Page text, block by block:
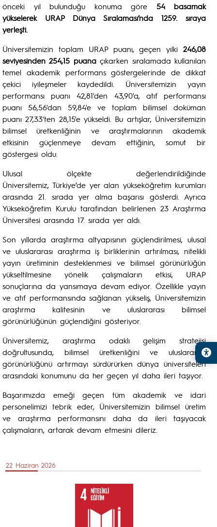
önceki yıl bulunduğu konuma göre 54 basamak
yükselerek URAP Dünya Sıralaması’nda 1259. sıraya
yerleşti.
Üniversitemizin toplam URAP puanı, geçen yılki 246,08
seviyesinden 254,15 puanaçıkarken sıralamada kullanılan
temel akademik performans göstergelerinde de dikkat
çekici iyileşmeler kaydedildi. Üniversitemizin yayın
performansı puanı 42,81'den 43,90'a, atıf performansı
puanı 56,56'dan 59,84'e ve toplam bilimsel doküman
puanı 27,33'ten 28,15'e yükseldi. Bu artışlar, Üniversitemizin
bilimsel üretkenliğinin ve araştırmalarının akademik
etkisinin güçlenmeye devam ettiğinin, somut bir
göstergesi oldu.
Ulusal ölçekte değerlendirildiğinde
Üniversitemiz, Türkiye’de yer alan yükseköğretim kurumları
arasında 21. sırada yer alma başarısı gösterdi. Ayrıca
Yükseköğretim Kurulu tarafından belirlenen 23 Araştırma
Üniversitesi arasında 17. sırada yer aldı.
Son yıllarda araştırma altyapısının güçlendirilmesi, ulusal
ve uluslararası araştırma iş birliklerinin artırılması, nitelikli
yayın üretiminin desteklenmesi ve bilimsel görünürlüğün
yükseltilmesine yönelik çalışmaların etkisi, URAP
sonuçlarına da yansımaya devam ediyor. Özellikle yayın
ve atıf performansında sağlanan yükseliş, Üniversitemizin
araştırma kalitesinin ve uluslararası bilimsel
görünürlüğünün güçlendiğini gösteriyor.
Üniversitemiz, araştırma odaklı gelişim stratejisi
doğrultusunda, bilimsel üretkenliğini ve uluslararası
görünürlüğünü artırmayı sürdürürken dünya üniversiteleri
arasındaki konumunu da her geçen yıl daha ileri taşıyor.
Başarımızda emeği geçen tüm akademik ve idari
personelimizi tebrik eder, Üniversitemizin bilimsel üretim
ve araştırma performansını daha da ileri taşıyacak
çalışmaların, artarak devam etmesini dileriz.
22 Haziran 2026